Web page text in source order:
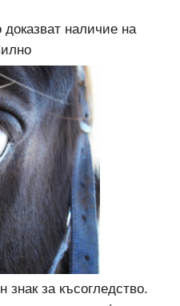
наличие на
знак за късогледство.